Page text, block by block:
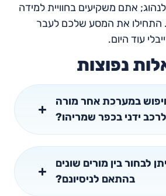
אתם משקיעים בחוויית למידה
התחילו את המסע שלכם לעבר
עוד היום.
נפוצות
במערכת אחר מורה
ידני בכפר שמריהו?
לבחור בין מורים שונים
בהתאם לניסיונם?